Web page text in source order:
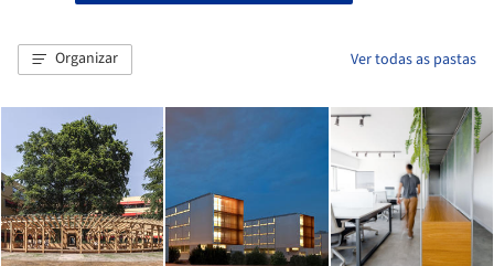
Organizar Ver todas as pastas